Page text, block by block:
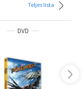
Teljes lista
DVD